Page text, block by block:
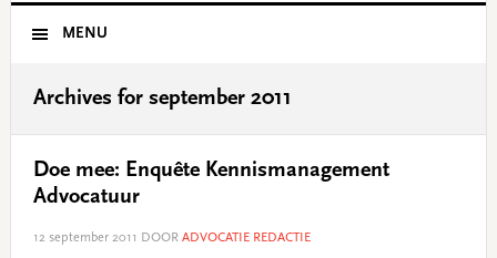
MENU
Archives for september 2011
Doe mee: Enquête Kennismanagement
Advocatuur
12 september 2011 DOOR ADVOCATIE REDACTIE